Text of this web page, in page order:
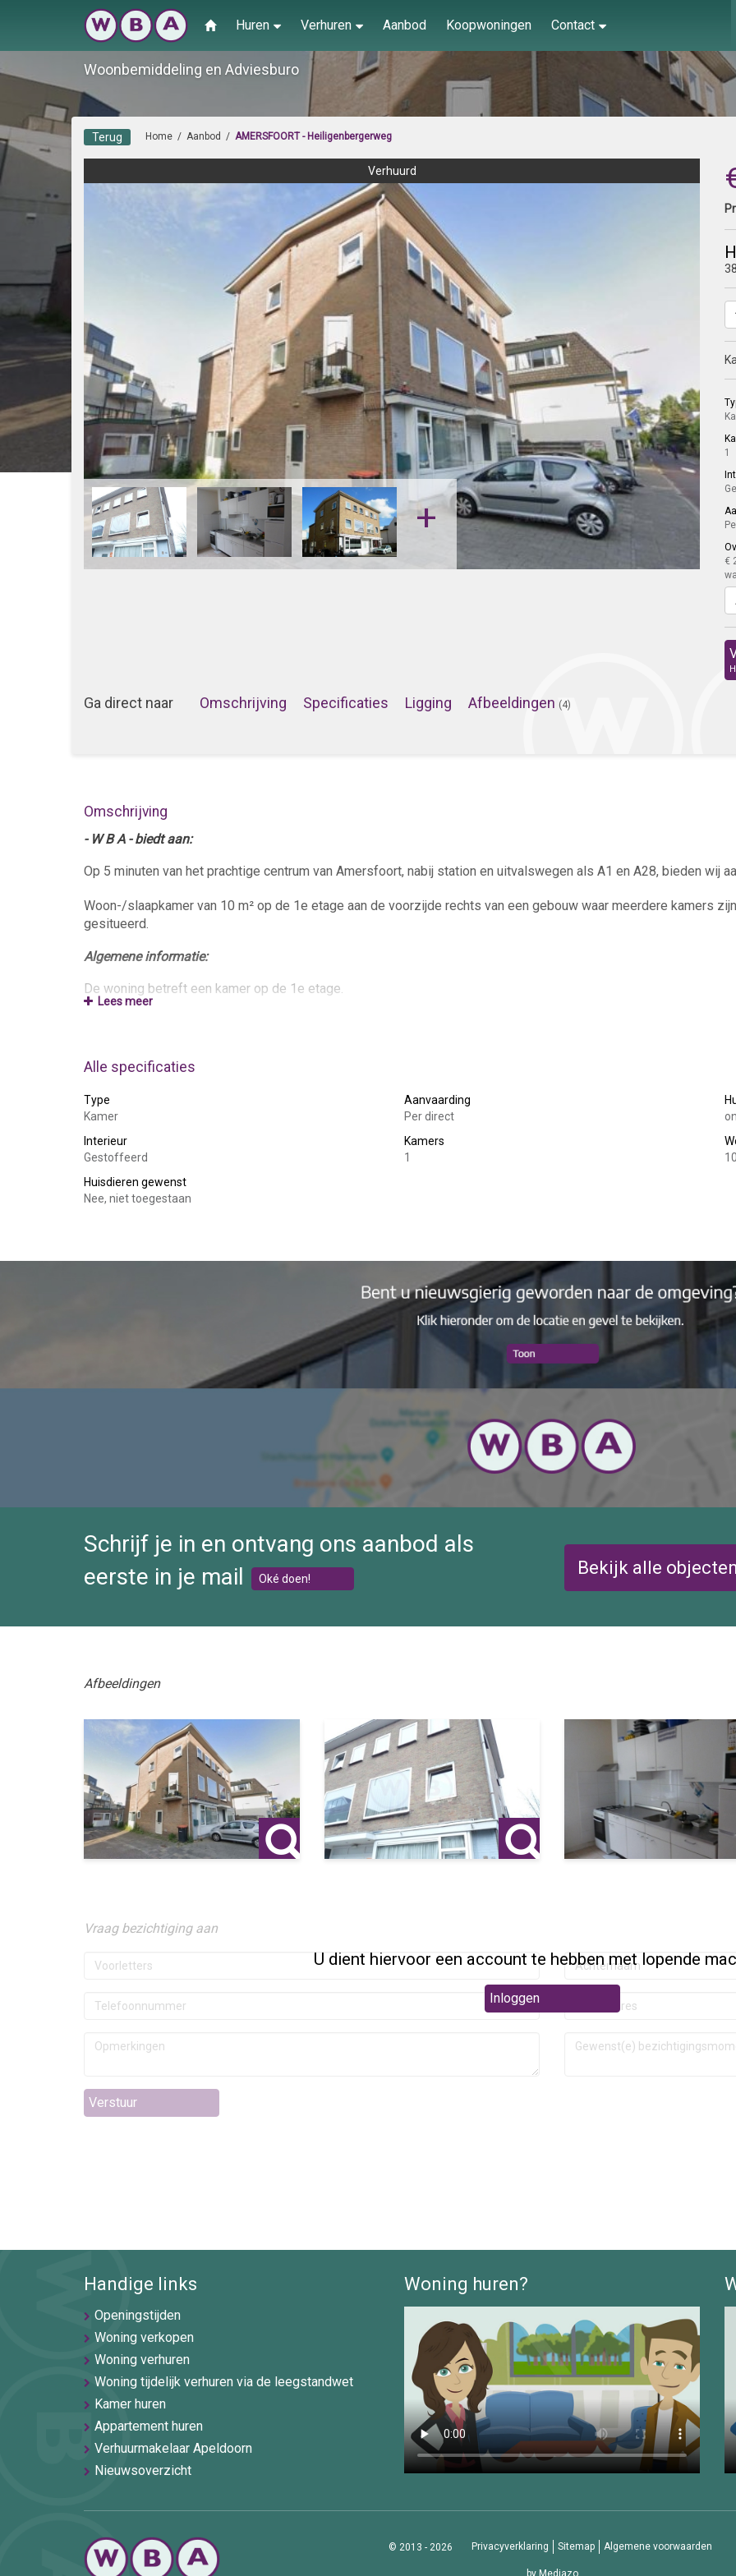
Huren Verhuren Aanbod Koopwoningen Contact
Woonbemiddeling en Adviesburo
Home / Aanbod / AMERSFOORT - Heiligenbergerweg
Terug
+
Verhuurd
1
€
Ga direct naar Omschrijving Specificaties Ligging Afbeeldingen (4)
Omschrijving
- W B A - biedt aan:
Op 5 minuten van het prachtige centrum van Amersfoort, nabij station en uitvalswegen als A1 en A28, bieden wij
Woon-/slaapkamer van 10 m² op de 1e etage aan de voorzijde rechts van een gebouw waar meerdere kamers zijn
gesitueerd.
Algemene informatie:
De woning betreft een kamer op de 1e etage.
Gewenste huurder(s):
Maximaal 1 persoon (werkend of studerend)
Lees meer
Alle specificaties
Type
Kamer
Aanvaarding
Per direct
Interieur
Gestoffeerd
Kamers
1
Huisdieren gewenst
Nee, niet toegestaan
Schrijf je in en ontvang ons aanbod als
eerste in je mail
Oké doen!
Bekijk alle
Afbeeldingen
U dient hiervoor een account te hebben met lopende
Inloggen
Vraag bezichtiging aan
Verstuur
Handige links
Openingstijden
Woning verkopen
Woning verhuren
Woning tijdelijk verhuren via de leegstandwet
Kamer huren
Appartement huren
Verhuurmakelaar Apeldoorn
Nieuwsoverzicht
Woning huren?
© 2013 - 2026 Privacyverklaring Sitemap Algemene voorwaarden
by Mediazo